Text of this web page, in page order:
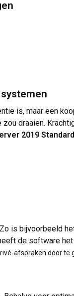
is, maar een
draaien.
2019
is bijvoorbeeld
de software
afspraken door te